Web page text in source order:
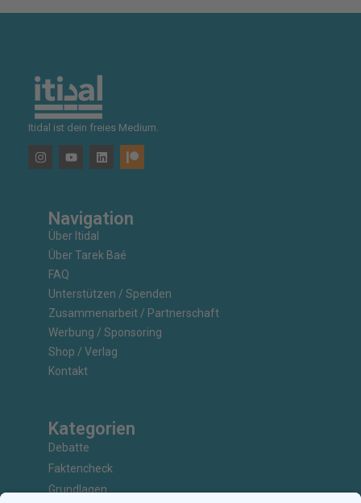
Itidal ist dein freies Medium.
Navigation
Über Itidal
Über Tarek Baé
FAQ
Unterstützen / Spenden
Zusammenarbeit / Partnerschaft
Werbung / Sponsoring
Shop / Verlag
Kontakt
Kategorien
Debatte
Faktencheck
Grundlagen